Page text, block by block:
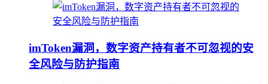
imToken漏洞，数字资产持有者不可忽视的安
全风险与防护指南